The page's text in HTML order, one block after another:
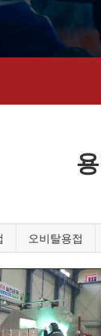
오비탈용접